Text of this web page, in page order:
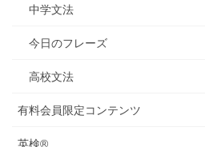
中学文法
今日のフレーズ
高校文法
有料会員限定コンテンツ
英検®